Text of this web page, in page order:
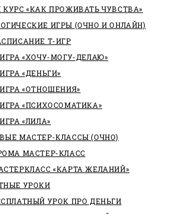
«КАК ПРОЖИВАТЬ ЧУВСТВА»
ИГРЫ (ОЧНО И ОНЛАЙН)
Т-ИГР
«ХОЧУ-МОГУ-ДЕЛАЮ»
«ДЕНЬГИ»
«ОТНОШЕНИЯ»
«ПСИХОСОМАТИКА»
«ЛИЛА»
МАСТЕР-КЛАССЫ (ОЧНО)
МАСТЕР-КЛАСС
«КАРТА ЖЕЛАНИЙ»
УРОКИ
УРОК ПРО ДЕНЬГИ